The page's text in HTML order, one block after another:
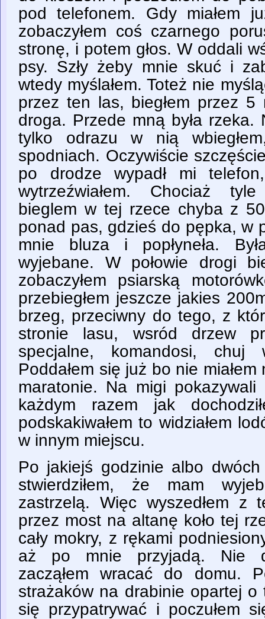
pod telefonem. Gdy miałem
zobaczyłem coś czarnego
stronę, i potem głos. W oddali
psy. Szły żeby mnie skuć i
wtedy myślałem. Toteż nie
przez ten las, biegłem przez 5
droga. Przede mną była rzeka.
tylko odrazu w nią
spodniach. Oczywiście
po drodze wypadł mi
wytrzeźwiałem. Chociaż
bieglem w tej rzece chyba z
ponad pas, gdzieś do pępka, w
mnie bluza i popłyneła.
wyjebane. W połowie drogi
zobaczyłem psiarską
przebiegłem jeszcze jakies
brzeg, przeciwny do tego, z
stronie lasu, wsród drzew
specjalne, komandosi,
Poddałem się już bo nie
maratonie. Na migi
każdym razem jak
podskakiwałem to widziałem
w innym miejscu.
Po jakiejś godzinie albo
stwierdziłem, że mam
zastrzelą. Więc wyszedłem z
przez most na altanę koło tej
cały mokry, z rękami
aż po mnie przyjadą. Nie
zacząłem wracać do domu.
strażaków na drabinie opartej o
się przypatrywać i poczułem